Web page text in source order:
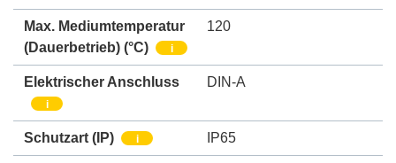
Max. Mediumtemperatur
(Dauerbetrieb) (°C) i
120
Elektrischer Anschluss
i
DIN-A
Schutzart (IP) i IP65